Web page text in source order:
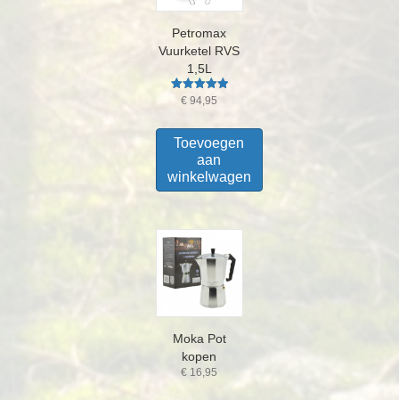
Petromax
Vuurketel RVS
1,5L
Gewaardeerd
€ 94,95
Toevoegen
aan
winkelwagen
Moka Pot
kopen
€ 16,95